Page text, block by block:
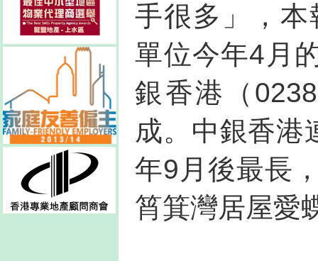
手很多」，
單位今年4月
銀香港（
成。中銀香港
年9月後最長
筲箕灣居屋愛